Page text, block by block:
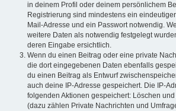
in deinem Profil oder deinem persönlichem
Registrierung sind mindestens ein
Mail-Adresse und ein Passwort notwendig.
weitere Daten als notwendig festgelegt
deren Eingabe ersichtlich.
Wenn du einen Beitrag oder eine private
die dort eingegebenen Daten ebenfalls
du einen Beitrag als Entwurf
auch deine IP-Adresse gespeichert. Die IP-
folgenden Aktionen gespeichert: Löschen
(dazu zählen Private Nachrichten und